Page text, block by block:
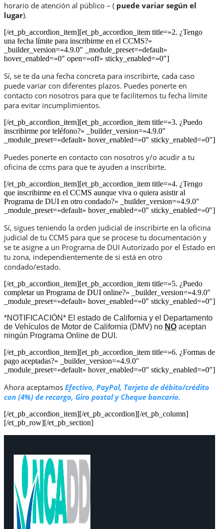
horario de atención al público – ( puede variar según el
lugar).
[/et_pb_accordion_item][et_pb_accordion_item title=»2. ¿Tengo
una fecha límite para inscribirme en el CCMS?»
_builder_version=»4.9.0″ _module_preset=»default»
hover_enabled=»0″ open=»off» sticky_enabled=»0″]
Sí, se te da una fecha concreta para inscribirte, cada caso
puede variar con diferentes plazos. Puedes ponerte en
contacto con nosotros para que te facilitemos tu fecha límite
para evitar incumplimientos.
[/et_pb_accordion_item][et_pb_accordion_item title=»3. ¿Puedo
inscribirme por teléfono?» _builder_version=»4.9.0″
_module_preset=»default» hover_enabled=»0″ sticky_enabled=»0″]
Puedes ponerte en contacto con nosotros y/o acudir a tu
oficina de ccms para que te ayuden a inscribirte.
[/et_pb_accordion_item][et_pb_accordion_item title=»4. ¿Tengo
que inscribirme en el CCMS aunque viva o quiera asistir al
Programa de DUI en otro condado?» _builder_version=»4.9.0″
_module_preset=»default» hover_enabled=»0″ sticky_enabled=»0″]
Sí, sigues teniendo la orden judicial de inscribirte en la oficina
judicial de tu CCMS para que se procese tu documentación y
se te asigne a un Programa de DUI Autorizado por el Estado en
tu zona, independientemente de si está en otro
condado/estado.
[/et_pb_accordion_item][et_pb_accordion_item title=»5. ¿Puedo
completar un Programa de DUI online?» _builder_version=»4.9.0″
_module_preset=»default» hover_enabled=»0″ sticky_enabled=»0″]
*NOTIFICACIÓN* El estado de California y el Departamento
de Vehículos de Motor de California (DMV) no NO aceptan
ningún Programa Online de DUI.
[/et_pb_accordion_item][et_pb_accordion_item title=»6. ¿Formas de
pago aceptadas?» _builder_version=»4.9.0″
_module_preset=»default» hover_enabled=»0″ sticky_enabled=»0″]
Ahora aceptamos Efectivo, PayPal, Tarjeta de débito/crédito
con (4%) de recargo, Giro postal y Cheque bancario.
[/et_pb_accordion_item][/et_pb_accordion][/et_pb_column]
[/et_pb_row][/et_pb_section]